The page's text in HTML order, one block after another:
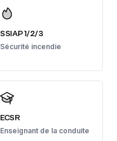
SSIAP 1/2/3
Sécurité incendie
ECSR
Enseignant de la conduite